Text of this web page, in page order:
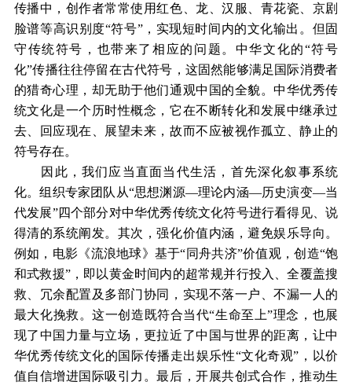
传播中，创作者常常使用红色、龙、汉服、青花瓷、京剧
脸谱等高识别度“符号”，实现短时间内的文化输出。但固
守传统符号，也带来了相应的问题。中华文化的“符号
化”传播往往停留在古代符号，这固然能够满足国际消费者
的猎奇心理，却无助于他们通观中国的全貌。中华优秀传
统文化是一个历时性概念，它在不断转化和发展中继承过
去、回应现在、展望未来，故而不应被视作孤立、静止的
符号存在。
因此，我们应当直面当代生活，首先深化叙事系统
化。组织专家团队从“思想渊源—理论内涵—历史演变—当
代发展”四个部分对中华优秀传统文化符号进行看得见、说
得清的系统阐发。其次，强化价值内涵，避免娱乐导向。
例如，电影《流浪地球》基于“同舟共济”价值观，创造“饱
和式救援”，即以黄金时间内的超常规并行投入、全覆盖搜
救、冗余配置及多部门协同，实现不落一户、不漏一人的
最大化挽救。这一创造既符合当代“生命至上”理念，也展
现了中国力量与立场，更拉近了中国与世界的距离，让中
华优秀传统文化的国际传播走出娱乐性“文化奇观”，以价
值自信增进国际吸引力。最后，开展共创式合作，推动生